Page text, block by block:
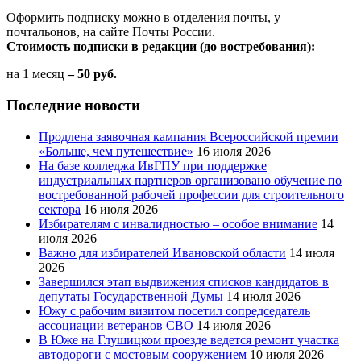
Оформить подписку можно в отделения почты, у
почтальонов, на сайте Почты России.
Стоимость подписки в редакции (до востребования):
на 1 месяц – 50 руб.
Последние новости
Продлена заявочная кампания Всероссийской премии
«Больше, чем путешествие» 16 июля 2026
На базе колледжа ИвГПУ при поддержке
индустриальных партнеров организовано обучение по
востребованной рабочей профессии для строительного
сектора 16 июля 2026
Избирателям с инвалидностью – особое внимание 14
июля 2026
Важно для избирателей Ивановской области 14 июля
2026
Завершился этап выдвижения списков кандидатов в
депутаты Государственной Думы 14 июля 2026
Южу с рабочим визитом посетил сопредседатель
ассоциации ветеранов СВО 14 июля 2026
В Юже на Глушицком проезде ведется ремонт участка
автодороги с мостовым сооружением 10 июля 2026